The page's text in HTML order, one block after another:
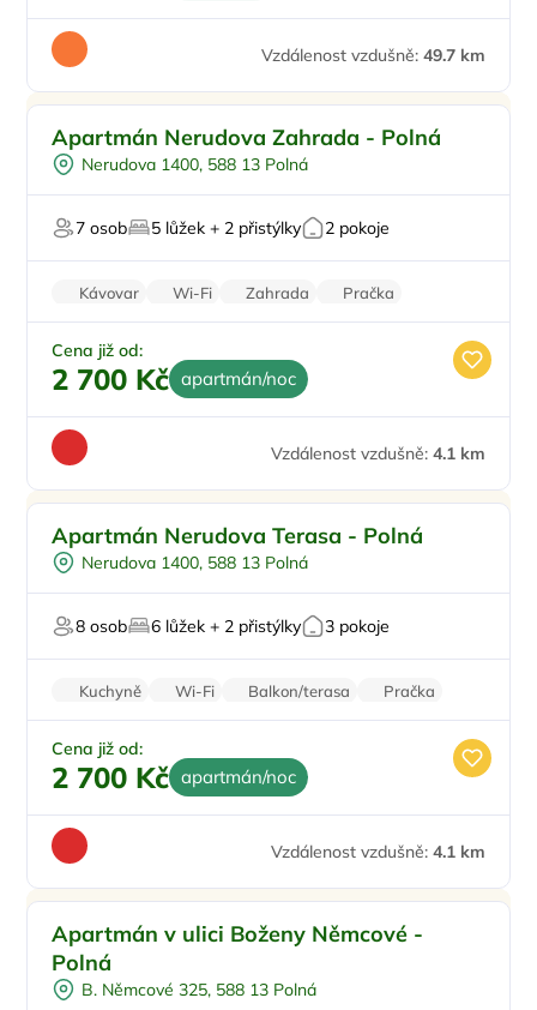
Vzdálenost vzdušně: 49.7 km
Venkovní gril
U lesa
Pro majitele mazlíčků
Apartmán Nerudova Zahrada - Polná
Nerudova 1400, 588 13 Polná
7 osob 5 lůžek + 2 přistýlky 2 pokoje
Kávovar Wi-Fi Zahrada
Pračka
Sušička
Cena již od:
2 700 Kč apartmán/noc
Vzdálenost vzdušně: 4.1 km
Ve městě/obci
Venkovní gril
Apartmán Nerudova Terasa - Polná
Nerudova 1400, 588 13 Polná
8 osob 6 lůžek + 2 přistýlky 3 pokoje
Kuchyně Wi-Fi Balkon/terasa
Pračka
Sušička
Cena již od:
2 700 Kč apartmán/noc
Vzdálenost vzdušně: 4.1 km
Kulečník
Pro hosty s omezením
Apartmán v ulici Boženy Němcové -
Polná
B. Němcové 325, 588 13 Polná